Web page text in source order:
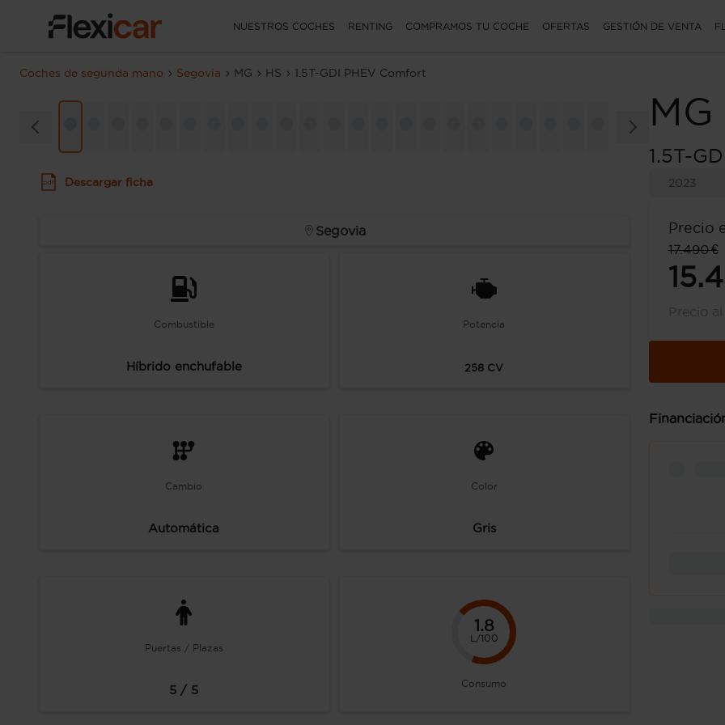
NUESTROS COCHES RENTING COMPRAMOS TU COCHE OFERTAS GESTIÓN DE VENTA
Coches de segunda mano Segovia MG HS 1.5T-GDI PHEV Comfort
MG
1.5T-
2023
Precio
17.490 €
Precio
Descargar ficha
Segovia
Combustible
Híbrido enchufable
Potencia
258 CV
Cambio
Automática
Color
Gris
Puertas / Plazas
5 / 5
1.8
L/100
Consumo